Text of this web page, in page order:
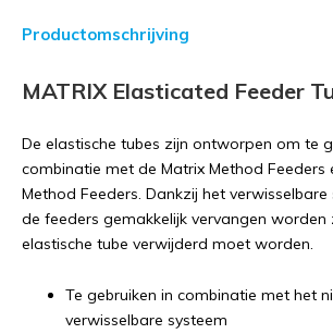
Productomschrijving
MATRIX Elasticated Feeder
De elastische tubes zijn ontworpen om te
combinatie met de Matrix Method Feeders
Method Feeders. Dankzij het verwisselbare
de feeders gemakkelijk vervangen
elastische tube verwijderd moet worden.
Te gebruiken in combinatie met het
verwisselbare systeem